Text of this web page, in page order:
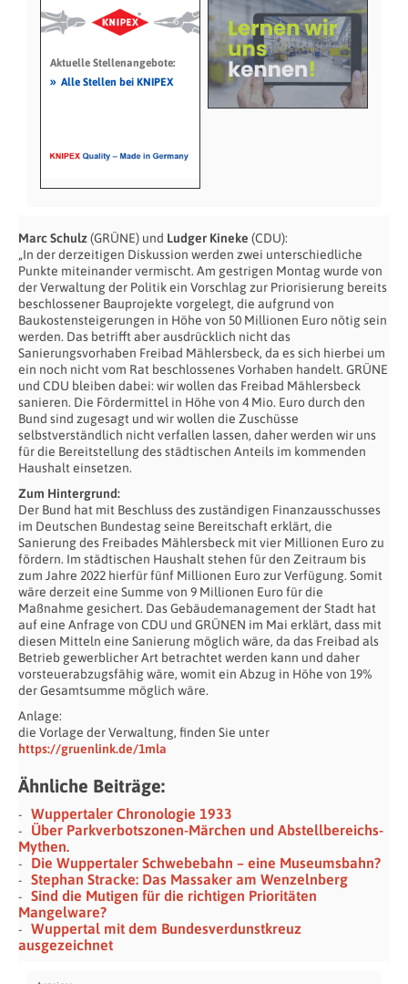
Aktuelle Stellenangebote:
» Alle Stellen bei KNIPEX
Marc Schulz(GRÜNE) und Ludger Kineke (CDU):
„In der derzeitigen Diskussion werden zwei unterschiedliche
Punkte miteinander vermischt. Am gestrigen Montag wurde von
der Verwaltung der Politik ein Vorschlag zur Priorisierung bereits
beschlossener Bauprojekte vorgelegt, die aufgrund von
Baukostensteigerungen in Höhe von 50 Millionen Euro nötig sein
werden. Das betrifft aber ausdrücklich nicht das
Sanierungsvorhaben Freibad Mählersbeck, da es sich hierbei um
ein noch nicht vom Rat beschlossenes Vorhaben handelt. GRÜNE
und CDU bleiben dabei: wir wollen das Freibad Mählersbeck
sanieren. Die Fördermittel in Höhe von 4 Mio. Euro durch den
Bund sind zugesagt und wir wollen die Zuschüsse
selbstverständlich nicht verfallen lassen, daher werden wir uns
für die Bereitstellung des städtischen Anteils im kommenden
Haushalt einsetzen.
Zum Hintergrund:
Der Bund hat mit Beschluss des zuständigen Finanzausschusses
im Deutschen Bundestag seine Bereitschaft erklärt, die
Sanierung des Freibades Mählersbeck mit vier Millionen Euro zu
fördern. Im städtischen Haushalt stehen für den Zeitraum bis
zum Jahre 2022 hierfür fünf Millionen Euro zur Verfügung. Somit
wäre derzeit eine Summe von 9 Millionen Euro für die
Maßnahme gesichert. Das Gebäudemanagement der Stadt hat
auf eine Anfrage von CDU und GRÜNEN im Mai erklärt, dass mit
diesen Mitteln eine Sanierung möglich wäre, da das Freibad als
Betrieb gewerblicher Art betrachtet werden kann und daher
vorsteuerabzugsfähig wäre, womit ein Abzug in Höhe von 19%
der Gesamtsumme möglich wäre.
Anlage:
die Vorlage der Verwaltung, finden Sie unter
https://gruenlink.de/1mla
Ähnliche Beiträge:
Wuppertaler Chronologie 1933
Über Parkverbotszonen-Märchen und Abstellbereichs-
Mythen.
Die Wuppertaler Schwebebahn – eine Museumsbahn?
Stephan Stracke: Das Massaker am Wenzelnberg
Sind die Mutigen für die richtigen Prioritäten
Mangelware?
Wuppertal mit dem Bundesverdunstkreuz
ausgezeichnet